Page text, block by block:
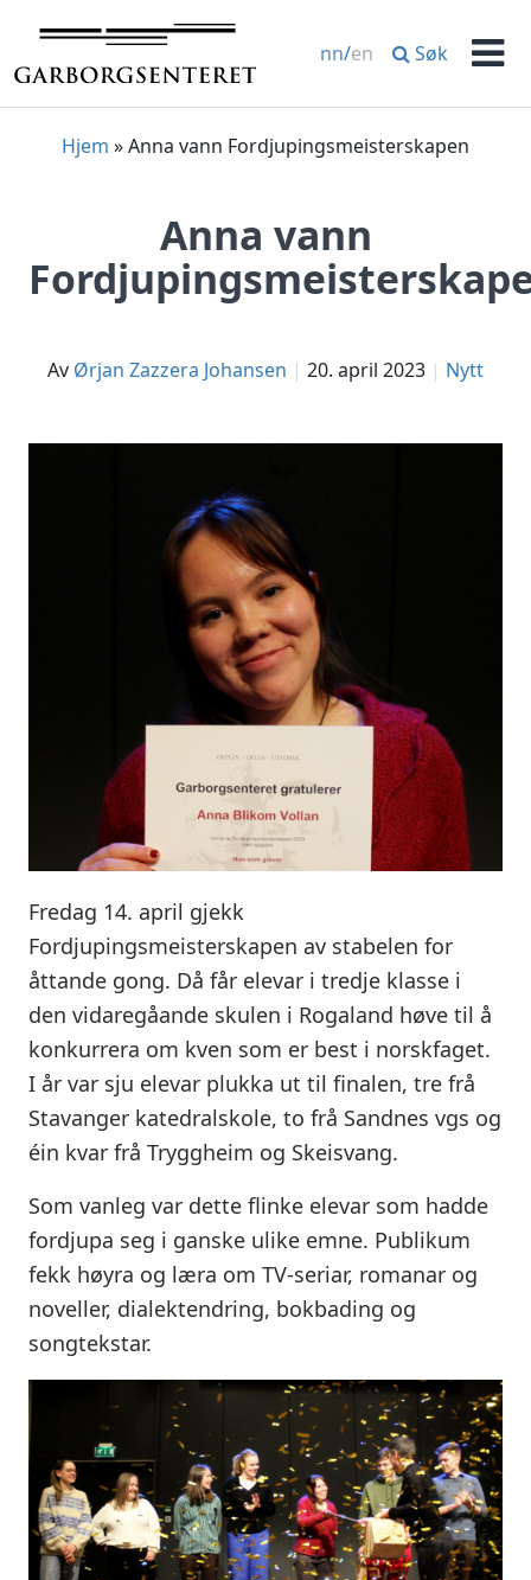
innhold
nn/en Søk
Hjem »Anna vann Fordjupingsmeisterskapen
Anna vann
av Ørjan Zazzera Johansen 20. april 2023 Nytt
Fredag 14. april gjekk
Fordjupingsmeisterskapen av stabelen for
åttande gong. Då får elevar i tredje klasse i
den vidaregåande skulen i Rogaland høve til å
konkurrera om kven som er best i norskfaget.
I år var sju elevar plukka ut til finalen, tre frå
Stavanger katedralskole, to frå Sandnes vgs og
éin kvar frå Tryggheim og Skeisvang.
Som vanleg var dette flinke elevar som hadde
fordjupa seg i ganske ulike emne. Publikum
fekk høyra og læra om TV-seriar, romanar og
noveller, dialektendring, bokbading og
songtekstar.